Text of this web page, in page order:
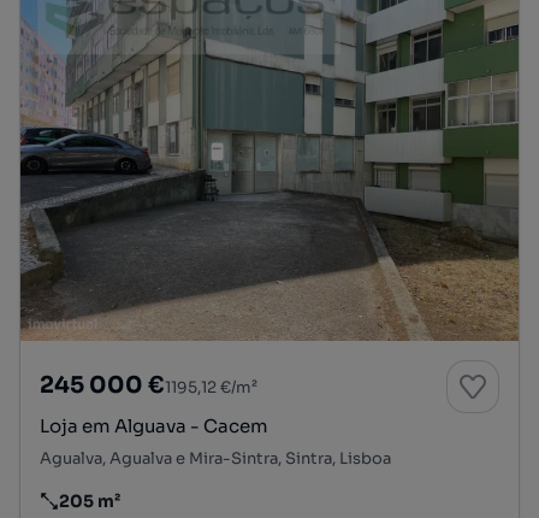
245 000 €1195,12 €/m²
Loja em Alguava - Cacem
Agualva, Agualva e Mira-Sintra, Sintra, Lisboa
Preço por metro quadrado
205 m²